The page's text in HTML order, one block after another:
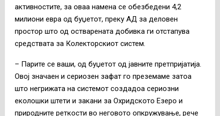
активностите, за оваа намена се обезбедени 4,2
милиони евра од буџетот, преку АД за деловен
простор што од остварената добивка ги отстапува
средствата за Колекторскиот систем.
– Парите се ваши, од буџетот од јавните претпријатија.
Овој значаен и сериозен зафат го преземаме затоа
што негрижата на системот создадоа сериозни
еколошки штети и закани за Охридското Езеро и
природните реткости во неговото опкружување, рече